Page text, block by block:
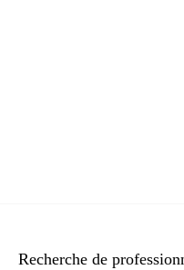
Recherche de